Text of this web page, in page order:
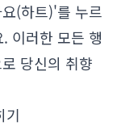
(하트)'를 누르
이러한 모든 행
당신의 취향
기